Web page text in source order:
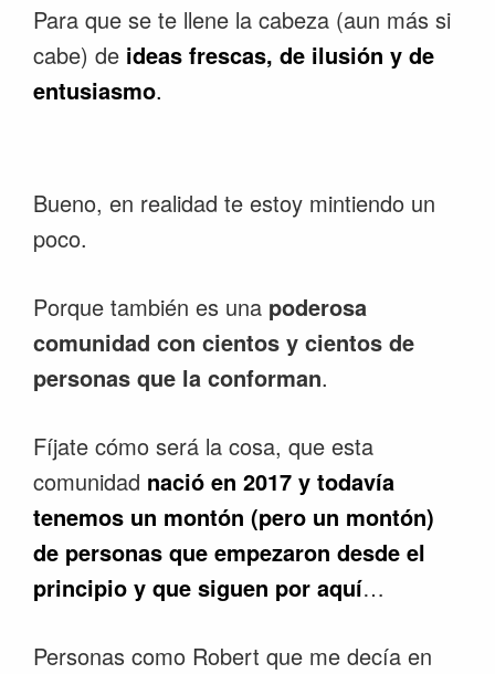
Para que se te llene la cabeza (aun más si
cabe) de ideas frescas, de ilusión y de
entusiasmo.
Bueno, en realidad te estoy mintiendo un
poco.
Porque también es una poderosa
comunidad con cientos y cientos de
personas que la conforman.
Fíjate cómo será la cosa, que esta
comunidad nació en 2017 y todavía
tenemos un montón (pero un montón)
de personas que empezaron desde el
principio y que siguen por aquí…
Personas como Robert que me decía en